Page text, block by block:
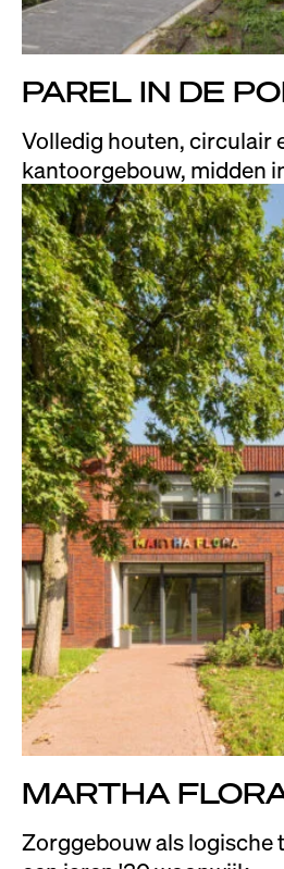
PAREL IN DE
Volledig houten, circulair
kantoorgebouw, midden
MARTHA
Zorggebouw als logische